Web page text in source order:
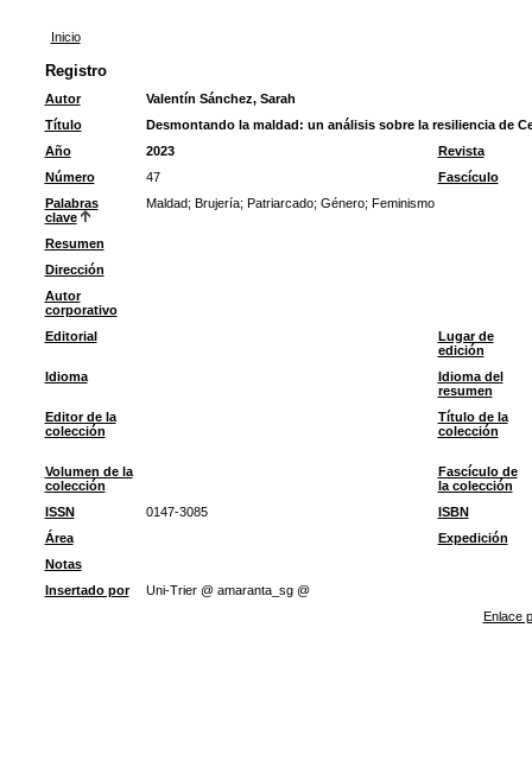
Inicio
Registro
Autor
Valentín Sánchez, Sarah
Título
Desmontando la maldad: un análisis sobre la resiliencia de
Año
2023
Revista
Número
47
Fascículo
Palabras
clave
Maldad; Brujería; Patriarcado; Género; Feminismo
Resumen
Dirección
Autor
corporativo
Editorial
Lugar de
edición
Idioma
Idioma del
resumen
Editor de la
colección
Título de la
colección
Volumen de la
colección
Fascículo de
la colección
ISSN
0147-3085
ISBN
Área
Expedición
Notas
Insertado por
Uni-Trier @ amaranta_sg @
Enlace